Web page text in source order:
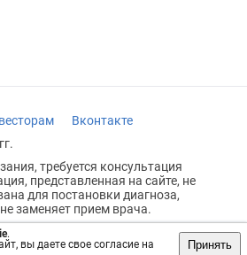
.
вы даете свое согласие на
Принять
Вконтакте
требуется консультация
представленная на сайте, не
для постановки диагноза,
заменяет прием врача.
18+